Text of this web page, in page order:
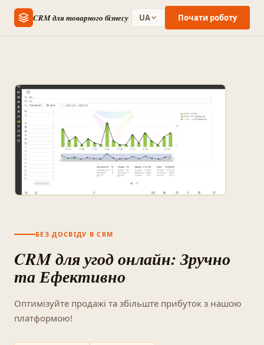
CRM для товарного бізнесу UA Почати роботу
БЕЗ ДОСВІДУ В CRM
CRM для угод онлайн: Зручно
та Ефективно
Оптимізуйте продажі та збільште прибуток з нашою
платформою!